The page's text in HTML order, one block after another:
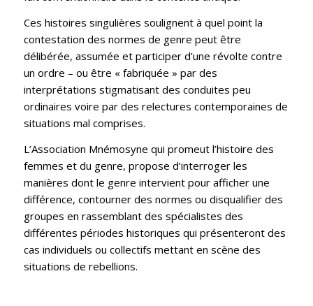
Ces histoires singulières soulignent à quel point la
contestation des normes de genre peut être
délibérée, assumée et participer d’une révolte contre
un ordre – ou être « fabriquée » par des
interprétations stigmatisant des conduites peu
ordinaires voire par des relectures contemporaines de
situations mal comprises.
L’Association Mnémosyne qui promeut l’histoire des
femmes et du genre, propose d’interroger les
manières dont le genre intervient pour afficher une
différence, contourner des normes ou disqualifier des
groupes en rassemblant des spécialistes des
différentes périodes historiques qui présenteront des
cas individuels ou collectifs mettant en scène des
situations de rebellions.